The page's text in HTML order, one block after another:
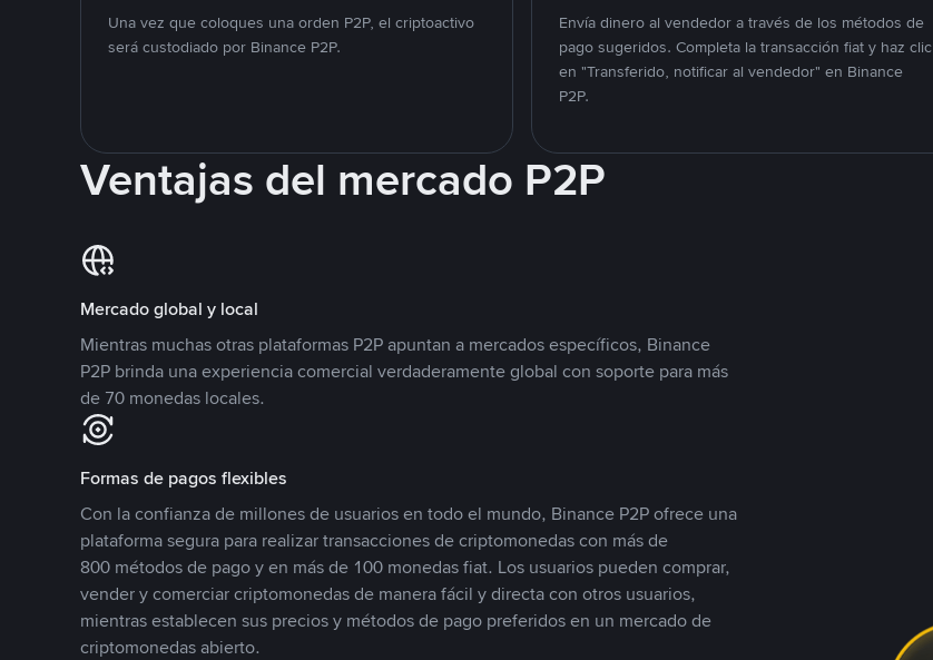
Una vez que coloques una orden P2P, el criptoactivo
será custodiado por Binance P2P.
Envía dinero al vendedor a través de los métodos de
pago sugeridos. Completa la transacción fiat y haz clic
en "Transferido, notificar al vendedor" en Binance
P2P.
Ventajas del mercado P2P
Mercado global y local
Mientras muchas otras plataformas P2P apuntan a mercados específicos, Binance
P2P brinda una experiencia comercial verdaderamente global con soporte para más
de 70 monedas locales.
Formas de pagos flexibles
Con la confianza de millones de usuarios en todo el mundo, Binance P2P ofrece una
plataforma segura para realizar transacciones de criptomonedas con más de
800 métodos de pago y en más de 100 monedas fiat. Los usuarios pueden comprar,
vender y comerciar criptomonedas de manera fácil y directa con otros usuarios,
mientras establecen sus precios y métodos de pago preferidos en un mercado de
criptomonedas abierto.